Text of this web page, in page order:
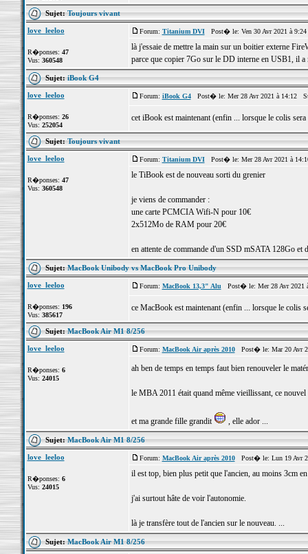
Sujet:Toujours vivant
love_leeloo
R�ponses: 47
Vus: 360548
Forum: Titanium DVIPost� le: Ven 30 Avr 2021 à
là j'essaie de mettre la main sur un boitier externe
parce que copier 7Go sur le DD interne en USB1, il
Sujet:iBook G4
love_leeloo
R�ponses: 26
Vus: 252054
Forum: iBook G4Post� le: Mer 28 Avr 2021 à 14:12
cet iBook est maintenant (enfin ... lorsque le colis
Sujet:Toujours vivant
love_leeloo
R�ponses: 47
Vus: 360548
Forum: Titanium DVIPost� le: Mer 28 Avr 2021 à
le TiBook est de nouveau sorti du grenier
je viens de commander :
une carte PCMCIA Wifi-N pour 10€
2x512Mo de RAM pour 20€
en attente de commande d'un SSD mSATA 128Go et
Sujet:MacBook Unibody vs MacBook Pro Unibody
love_leeloo
R�ponses: 196
Vus: 385617
Forum: MacBook 13,3" Alu Post� le: Mer 28 Avr
ce MacBook est maintenant (enfin ... lorsque le colis
Sujet:MacBook Air M1 8/256
love_leeloo
R�ponses: 6
Vus: 24015
Forum: MacBook Air après 2010Post� le: Mar 20 Avr
ah ben de temps en temps faut bien renouveler le
le MBA 2011 était quand même vieillissant, ce
et ma grande fille grandit , elle ador ...
Sujet:MacBook Air M1 8/256
love_leeloo
R�ponses: 6
Vus: 24015
Forum: MacBook Air après 2010Post� le: Lun 19 Avr
il est top, bien plus petit que l'ancien, au moins 3cm
j'ai surtout hâte de voir l'autonomie.
là je transfère tout de l'ancien sur le nouveau. ...
Sujet:MacBook Air M1 8/256